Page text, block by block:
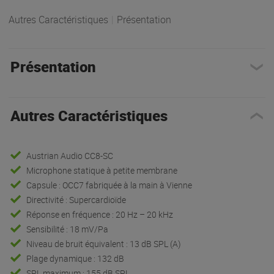
Autres Caractéristiques Présentation
Présentation
Autres Caractéristiques
Austrian Audio CC8-SC
Microphone statique à petite membrane
Capsule : OCC7 fabriquée à la main à Vienne
Directivité : Supercardioïde
Réponse en fréquence : 20 Hz – 20 kHz
Sensibilité : 18 mV/Pa
Niveau de bruit équivalent : 13 dB SPL (A)
Plage dynamique : 132 dB